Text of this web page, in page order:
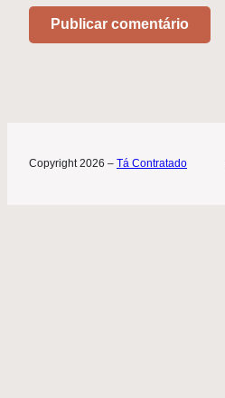
Copyright 2026 – Tá Contratado